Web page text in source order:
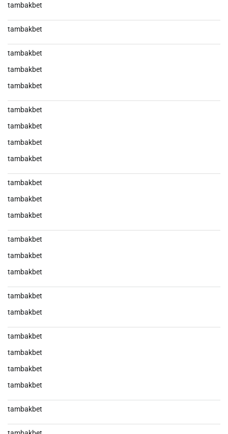
tambakbet
tambakbet
tambakbet
tambakbet
tambakbet
tambakbet
tambakbet
tambakbet
tambakbet
tambakbet
tambakbet
tambakbet
tambakbet
tambakbet
tambakbet
tambakbet
tambakbet
tambakbet
tambakbet
tambakbet
tambakbet
tambakbet